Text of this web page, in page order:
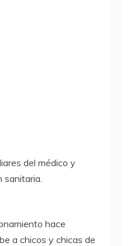
del médico y
sanitaria.
hace
a chicos y chicas de